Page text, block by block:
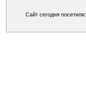
Сайт сегодня посетили: